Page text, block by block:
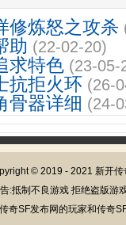
修炼怒之攻杀
助 (22-02-20)
求特色 (23-05-
抗拒火环 (26-
骨器详细 (24-
© 2019 - 2021 新开传
:抵制不良游戏 拒绝盗版游
奇SF发布网的玩家和传奇